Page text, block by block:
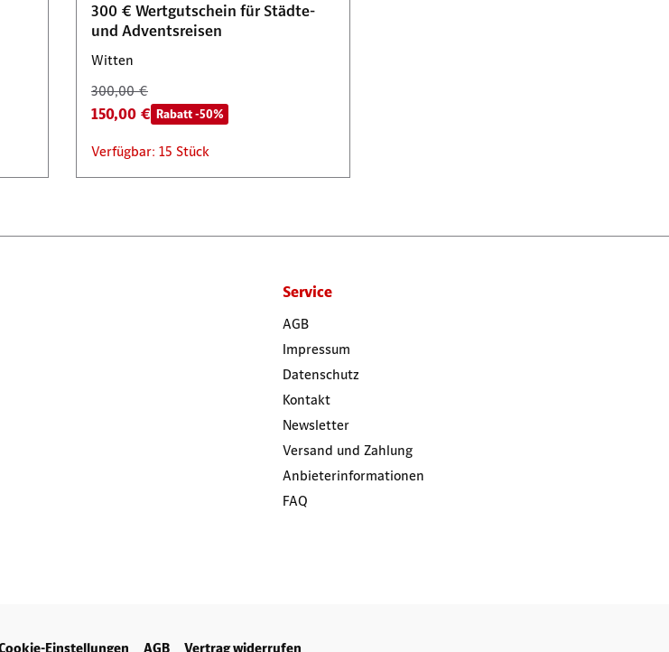
300 € Wertgutschein für Städte-
und Adventsreisen
Witten
300,00 €
150,00 € Rabatt -50%
Verfügbar: 15 Stück
Service
AGB
Impressum
Datenschutz
Kontakt
Newsletter
Versand und Zahlung
Anbieterinformationen
FAQ
Einstellungen AGB Vertrag widerrufen